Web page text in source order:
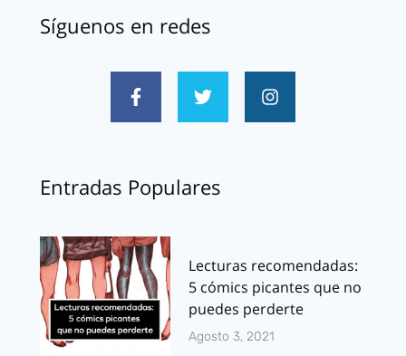
Síguenos en redes
Entradas Populares
Lecturas recomendadas:
5 cómics picantes que no
puedes perderte
Agosto 3, 2021